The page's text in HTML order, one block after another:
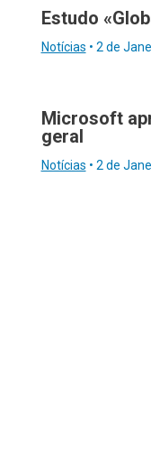
Estudo
Notícias • 2 de
Microsoft
geral
Notícias • 2 de